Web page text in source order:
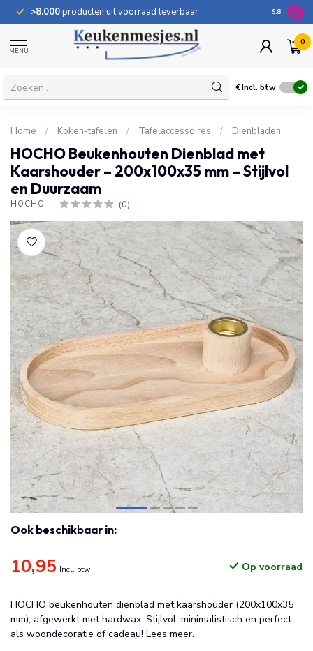
>8.000producten uit voorraad leverbaar 100
9.8
MENU
0
€Incl. btw
Home / Koken-tafelen / Tafelaccessoires / Dienbladen
HOCHO Beukenhouten Dienblad met
Kaarshouder – 200x100x35 mm – Stijlvol
en Duurzaam
HOCHO (0)
Ook beschikbaar in:
10,95 Incl. btw Op voorraad
HOCHO beukenhouten dienblad met kaarshouder (200x100x35
mm), afgewerkt met hardwax. Stijlvol, minimalistisch en perfect
als woondecoratie of cadeau! Lees meer.